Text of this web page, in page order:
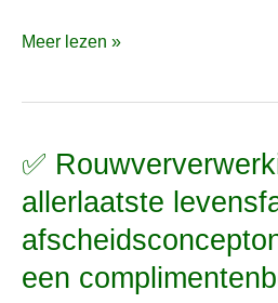
Meer lezen »
✅
allerlaatste
een
✅
in
de
levensfase